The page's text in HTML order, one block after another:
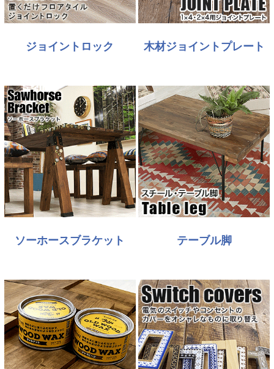
ジョイントロック 木材ジョイントプレート
ソーホースブラケット テーブル脚